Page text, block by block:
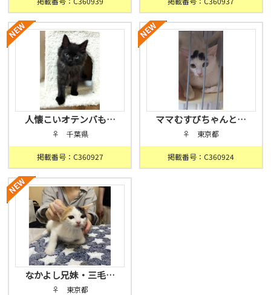
人懐こいオテンバも…
♀ 千葉県
掲載番号：C360927
ママむすびちゃんと…
♀ 東京都
掲載番号：C360924
なかよし兄妹・三毛…
♀ 東京都